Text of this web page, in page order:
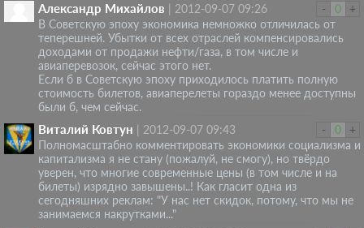
-
0 +
Александр Михайлов
2012-09-07 09:26
В Советскую эпоху экономика немножко отличилась от
теперешней. Убытки от всех отраслей компенсировались
доходами от продажи нефти/газа, в том числе и
авиаперевозок, сейчас этого нет.
Если б в Советскую эпоху приходилось платить полную
стоимость билетов, авиаперелеты гораздо менее доступны
были б, чем сейчас.
-
0 +
Виталий Ковтун
2012-09-07 09:43
Полномасштабно комментировать экономики социализма и
капитализма я не стану (пожалуй, не смогу), но твёрдо
уверен, что многие современные цены (в том числе и на
билеты) изрядно завышены..! Как гласит одна из
сегодняшних реклам: "У нас нет скидок, потому, что мы не
занимаемся накрутками..."